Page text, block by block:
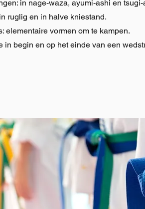
in nage-waza, ayumi-ashi en tsugi-
ruglig en in halve kniestand.
elementaire vormen om te kampen.
in begin en op het einde van een